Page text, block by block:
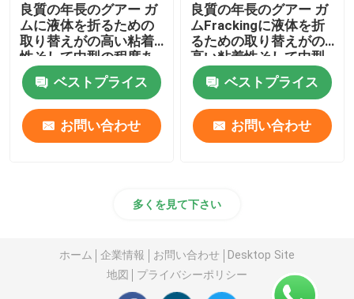
良質の年長のグアー ガ
ムに液体を折るための
取り替えがの高い粘着
性そして中型の程度あ
る
ベストプライス
お問い合わせ
良質の年長のグアー ガ
ムFrackingに液体を折
るための取り替えがの
高い粘着性そして中型
の程度ある
ベストプライス
お問い合わせ
多くを見て下さい
ホーム 企業情報 お問い合わせ
Desktop Site
地図
プライバシーポリシー